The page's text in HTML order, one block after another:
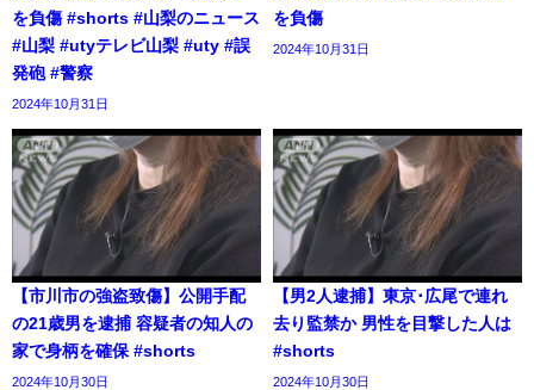
を負傷 #shorts #山梨のニュース
#山梨 #utyテレビ山梨 #uty #誤
発砲 #警察
2024年10月31日
を負傷
2024年10月31日
【市川市の強盗致傷】公開手配
の21歳男を逮捕 容疑者の知人の
家で身柄を確保 #shorts
2024年10月30日
【男2人逮捕】東京･広尾で連れ
去り監禁か 男性を目撃した人は
#shorts
2024年10月30日